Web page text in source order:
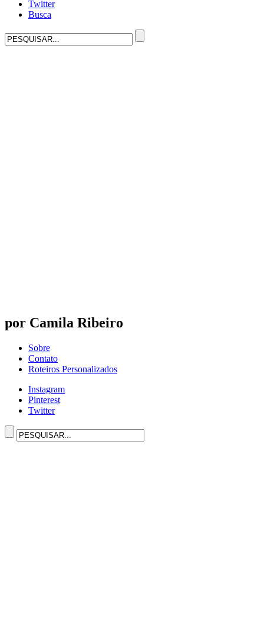
Twitter
Busca
por Camila Ribeiro
Sobre
Contato
Roteiros Personalizados
Instagram
Pinterest
Twitter